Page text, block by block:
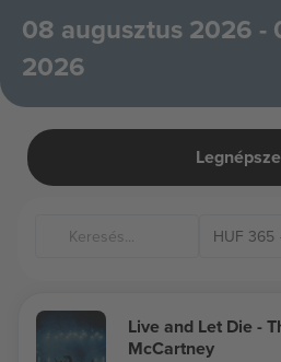
08 augusztus 2026 -
2026
HUF 365
Live and Let Die -
McCartney